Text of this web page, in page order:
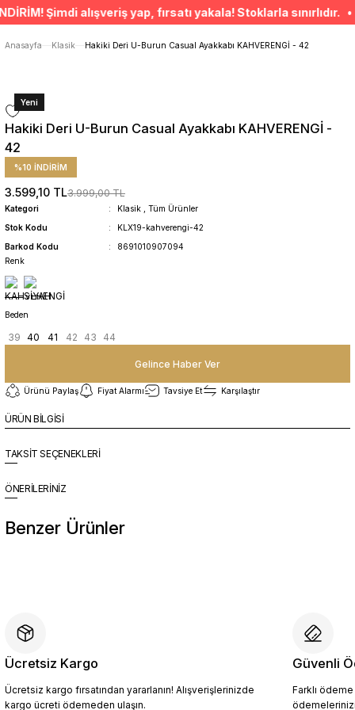
ÜCRETSİZ TESLİMAT İMKANI
SÜRDÜRÜLEBİLİR ÜRÜNLER
Anasayfa
Klasik Hakiki Deri U-Burun Casual Ayakkabı KAHVERENGİ - 42
Yeni
Hakiki Deri U-Burun Casual Ayakkabı KAHVERENGİ -
42
%10 İNDİRİM
3.599,10 TL3.999,00 TL
Kategori Klasik
Tüm Ürünler
Stok Kodu
KLX19-kahverengi-42
Barkod Kodu
8691010907094
Renk
Beden
39 40 41 42 43 44
Gelince Haber Ver
Ürünü Paylaş Fiyat Alarmı Tavsiye Et Karşılaştır
ÜRÜN BİLGİSİ
TAKSİT SEÇENEKLERİ
ÖNERİLERİNİZ
Benzer Ürünler
4.904,10 TL
5.449,00 TL
Sepete Ekle
Ücretsiz Kargo
Ücretsiz kargo fırsatından yararlanın! Alışverişlerinizde
kargo ücreti ödemeden ulaşın.
Güvenli
Farklı
Şimdi alışveriş yap, fırsatı yakala! Stoklarla